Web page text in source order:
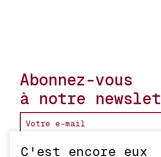
Abonnez-vous
à notre
C'est encore eux